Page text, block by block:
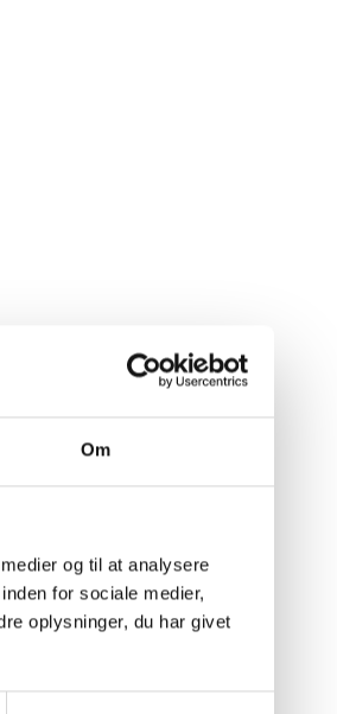
Om
og til at analysere
for sociale medier,
oplysninger, du har givet